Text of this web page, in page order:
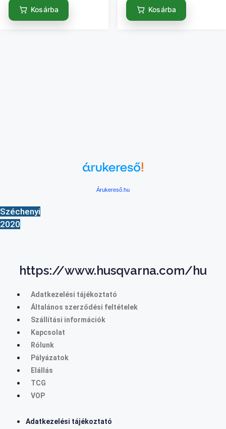
Kosárba Kosárba
Árukereső.hu
Széchenyi
2020
https://www.husqvarna.com/hu
Adatkezelési tájékoztató
Általános szerződési feltételek
Szállítási információk
Kapcsolat
Rólunk
Pályázatok
Elállás
TCG
VOP
Adatkezelési tájékoztató